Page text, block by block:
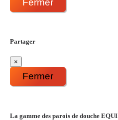
Fermer
Partager
×
Fermer
La gamme des parois de douche EQUI